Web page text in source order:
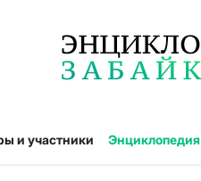
и участники Энциклопедия